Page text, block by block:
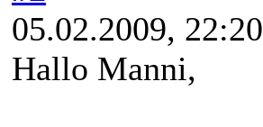
05.02.2009, 22:20
Hallo Manni,